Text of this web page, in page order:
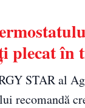
plecat în
STAR al
recomandă